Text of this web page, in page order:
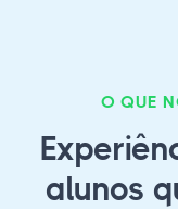
O QUE
alunos